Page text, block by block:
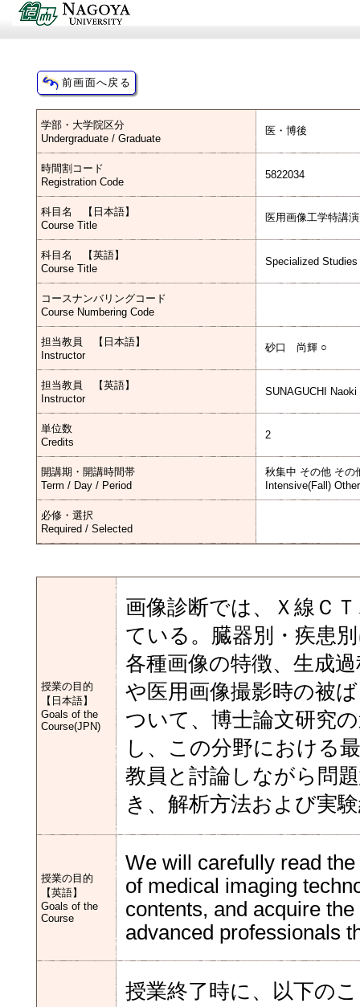
学部・大学院区分
Undergraduate / Graduate
医・博後
時間割コード
Registration Code
5822034
科目名 【日本語】
Course Title
医用画像工学特講
科目名 【英語】
Course Title
Specialized
コースナンバリングコード
Course Numbering Code
担当教員 【日本語】
Instructor
砂口 尚輝 ○
担当教員 【英語】
Instructor
SUNAGUCHI Naoki
単位数
Credits
2
開講期・開講時間帯
Term / Day / Period
秋集中 その他 その
Intensive(Fall)
必修・選択
Required / Selected
授業の目的
【日本語】
Goals of the
Course(JPN)
画像診断では、Ｘ線Ｃ
ている。臓器別・疾患
各種画像の特徴、生成
や医用画像撮影時の被
ついて、博士論文研究
し、この分野における
教員と討論しながら問
き、解析方法および実
授業の目的
【英語】
Goals of the
Course
We will carefully read
of medical imaging
contents, and acquire
advanced professionals
授業終了時に、以下の